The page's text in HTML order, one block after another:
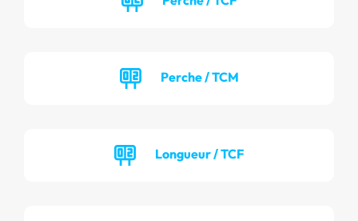
Perche / TCM
Longueur / TCF